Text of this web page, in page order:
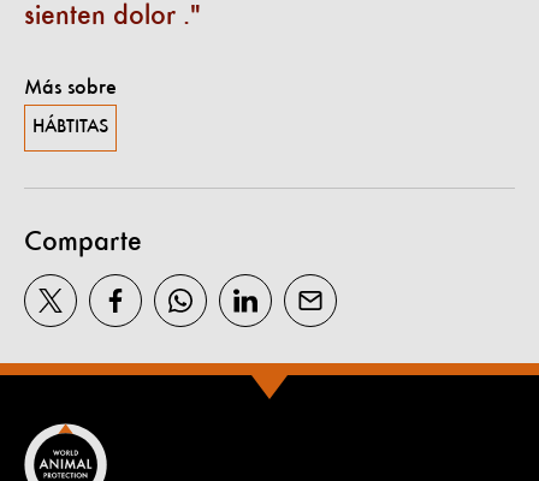
sienten dolor .
Más sobre
HÁBTITAS
Comparte